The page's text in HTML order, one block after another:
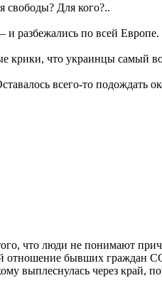
свободы? Для кого?..
разбежались по всей Европе.
крики, что украинцы
всего-то подождать
что люди не понимают
отношение бывших граждан
выплеснулась через